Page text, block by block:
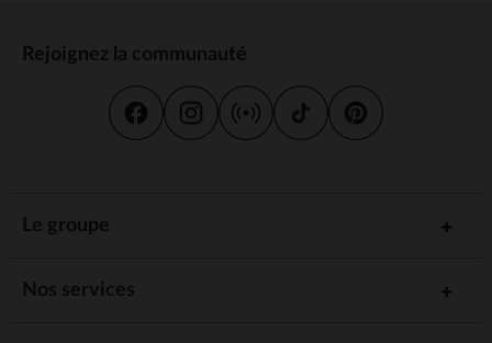
Rejoignez la communauté
Le groupe
Nos services